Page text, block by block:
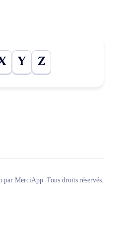
Y Z
MerciApp. Tous droits réservés.